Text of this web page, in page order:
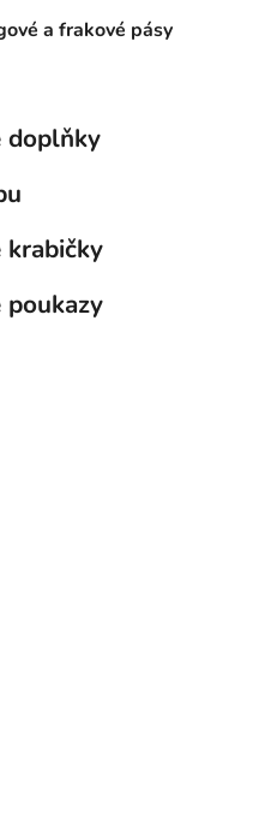
a frakové pásy
doplňky
krabičky
poukazy